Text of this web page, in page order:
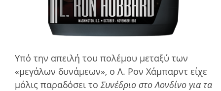
Υπό την απειλή του πολέμου μεταξύ των
«μεγάλων δυνάμεων», ο Λ. Ρον Χάμπαρντ είχε
μόλις παραδόσει το Συνέδριο στο Λονδίνο για τα